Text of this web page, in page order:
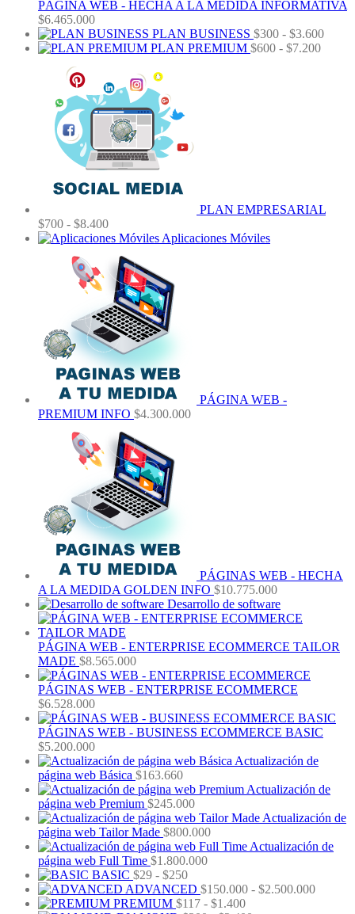
PÁGINA WEB - HECHA A LA MEDIDA INFORMATIVA
$6.465.000
PLAN BUSINESS $300 - $3.600
PLAN PREMIUM $600 - $7.200Rango
PLAN EMPRESARIAL
$700 - $8.400Rango
de
desde
$700
hasta
$8.400
Aplicaciones Móviles
PÁGINA WEB -
PREMIUM INFO $4.300.000
PÁGINAS WEB - HECHA
A LA MEDIDA GOLDEN INFO $10.775.000
Desarrollo de software
PÁGINA WEB - ENTERPRISE ECOMMERCE TAILOR
MADE $8.565.000
PÁGINAS WEB - ENTERPRISE ECOMMERCE
$6.528.000
PÁGINAS WEB - BUSINESS ECOMMERCE BASIC
$5.200.000
Actualización de
página web Básica $163.660
Actualización de
página web Premium $245.000
Actualización de
página web Tailor Made $800.000
Actualización de
página web Full Time $1.800.000
BASIC $29 - $250Rango
de
precios:
ADVANCED $150.000 - $2.500.000Rango
PREMIUM $117 - $1.400Rango